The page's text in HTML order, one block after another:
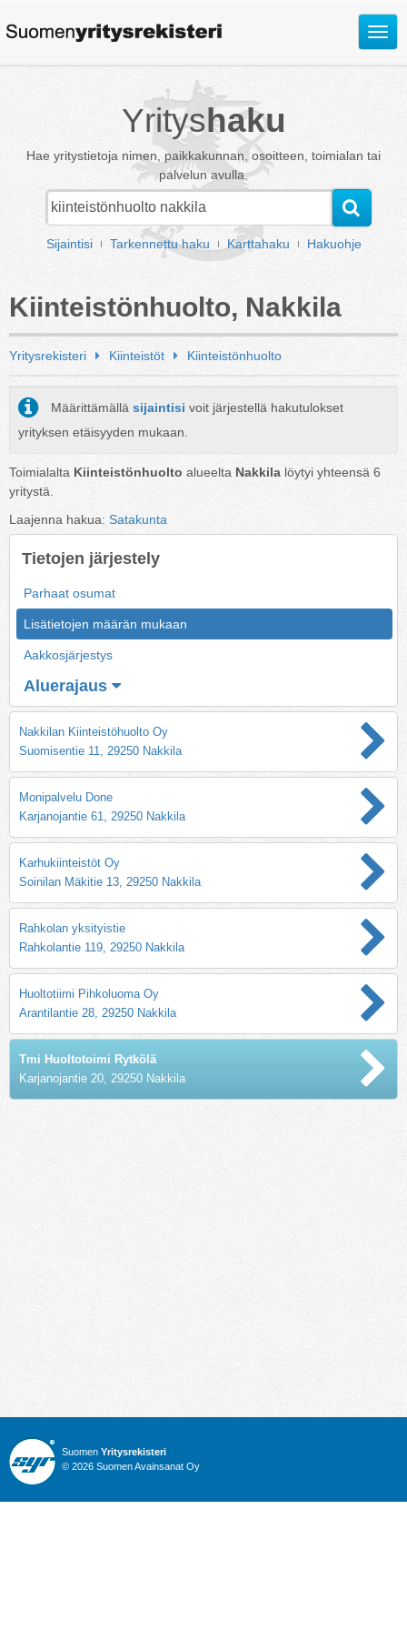
Avaa
Yrityshaku
Hae yritystietoja nimen, paikkakunnan, osoitteen, toimialan tai
palvelun avulla.
Sijaintisi Tarkennettu haku Karttahaku Hakuohje
Kiinteistönhuolto, Nakkila
Yritysrekisteri Kiinteistöt Kiinteistönhuolto
Määrittämällä sijaintisi voit järjestellä hakutulokset
yrityksen etäisyyden mukaan.
Toimialalta Kiinteistönhuolto alueelta Nakkila löytyi yhteensä 6
yritystä.
Laajenna hakua: Satakunta
Tietojen järjestely
Parhaat osumat
Lisätietojen määrän mukaan
Aakkosjärjestys
Aluerajaus
Nakkilan Kiinteistöhuolto Oy
Suomisentie 11, 29250 Nakkila
Monipalvelu Done
Karjanojantie 61, 29250 Nakkila
Karhukiinteistöt Oy
Soinilan Mäkitie 13, 29250 Nakkila
Rahkolan yksityistie
Rahkolantie 119, 29250 Nakkila
Huoltotiimi Pihkoluoma Oy
Arantilantie 28, 29250 Nakkila
Tmi Huoltotoimi Rytkölä
Karjanojantie 20, 29250 Nakkila
Suomen Yritysrekisteri
© 2026 Suomen Avainsanat Oy